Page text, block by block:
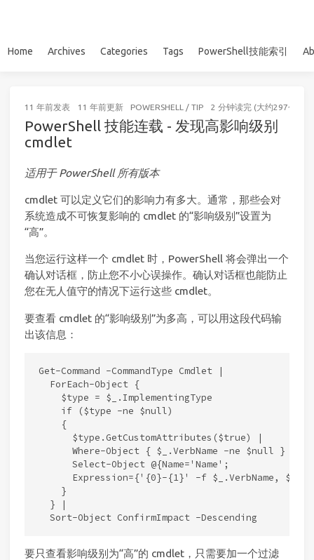
Home Archives Categories Tags PowerShell技能索引
11 年前发表 11 年前更新 POWERSHELL / TIP 2 分钟读完 (大约297个字)
PowerShell 技能连载 - 发现高影响级别
cmdlet
适用于 PowerShell 所有版本
cmdlet 可以定义它们的影响力有多大。通常，那些会对
系统造成不可恢复影响的 cmdlet 的“影响级别”设置为
“高”。
当您运行这样一个 cmdlet 时，PowerShell 将会弹出一个
确认对话框，防止您不小心误操作。确认对话框也能防止
您在无人值守的情况下运行这些 cmdlet。
要查看 cmdlet 的“影响级别”为多高，可以用这段代码输
出该信息：
Get-Command -CommandType Cmdlet |
  ForEach-Object {
    $type = $_.ImplementingType
    if ($type -ne $null)
    {
      $type.GetCustomAttributes($true) |
      Where-Object { $_.VerbName -ne $null } |
      Select-Object @{Name='Name';
Expression={'{0}-{1}' -f $_.VerbName,
    }
  } |
要只查看影响级别为“高”的 cmdlet，只需要加一个过滤